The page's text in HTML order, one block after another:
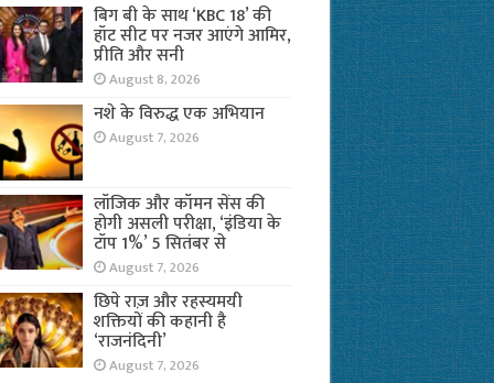
बिग बी के साथ ‘KBC 18’ की
हॉट सीट पर नजर आएंगे आमिर,
प्रीति और सनी
August 8, 2026
नशे के विरुद्ध एक अभियान
August 7, 2026
लॉजिक और कॉमन सेंस की
होगी असली परीक्षा, ‘इंडिया के
टॉप 1%’ 5 सितंबर से
August 7, 2026
छिपे राज़ और रहस्यमयी
शक्तियों की कहानी है
‘राजनंदिनी’
August 7, 2026